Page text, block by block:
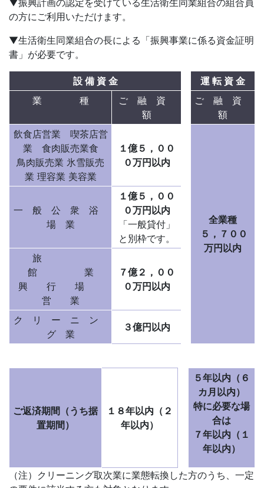
の方にご利用いただけます。
▼生活衛生同業組合の長による「振興事業に係る資金証明
書」が必要です。
設 備 資 金
運 転 資 金
業 種
ご 融 資
額
ご 融 資
額
飲食店営業 喫茶店営
業 食肉販売業食
鳥肉販売業 氷雪販売
業 理容業 美容業
１億５，００
０万円以内
全業種
５，７００
万円以内
一 般 公 衆 浴
場 業
１億５，００
０万円以内
「一般貸付」
と別枠です。
旅
館 業
興 行 場
営 業
７億２，００
０万円以内
ク リ ー ニ ン
グ 業
３億円以内
ご返済期間（うち据
置期間）
１８年以内（２
年以内）
５年以内（６
カ月以内）
特に必要な場
合は
７年以内（１
年以内）
（注）クリーニング取次業に業態転換した方のうち、一定